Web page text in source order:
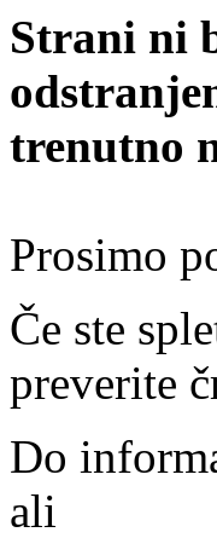
Strani ni
trenutno
Prosimo
Če ste
preverite
Do
ali